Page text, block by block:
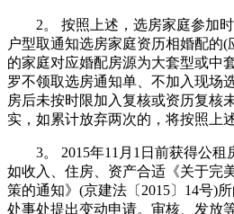
2。 按照上述，选房家庭参加时
户型取通知选房家庭资历相婚配的
的家庭对应婚配房源为大套型或中
罗不领取选房通知单、不加入现场
房后未按时限加入复核或资历复核
实，如累计放弃两次的，将按照上
3。 2015年11月1日前获得公租
如收入、住房、资产合适《关于完
策的通知》(京建法〔2015〕14号)
处事处提出变动申请。审核、发放